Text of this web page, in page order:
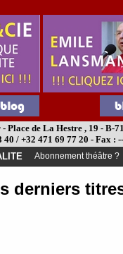
Place de La Hestre , 19 - B-
40 / +32 471 69 77 20 - Fax :
Abonnement théâtre ?
derniers